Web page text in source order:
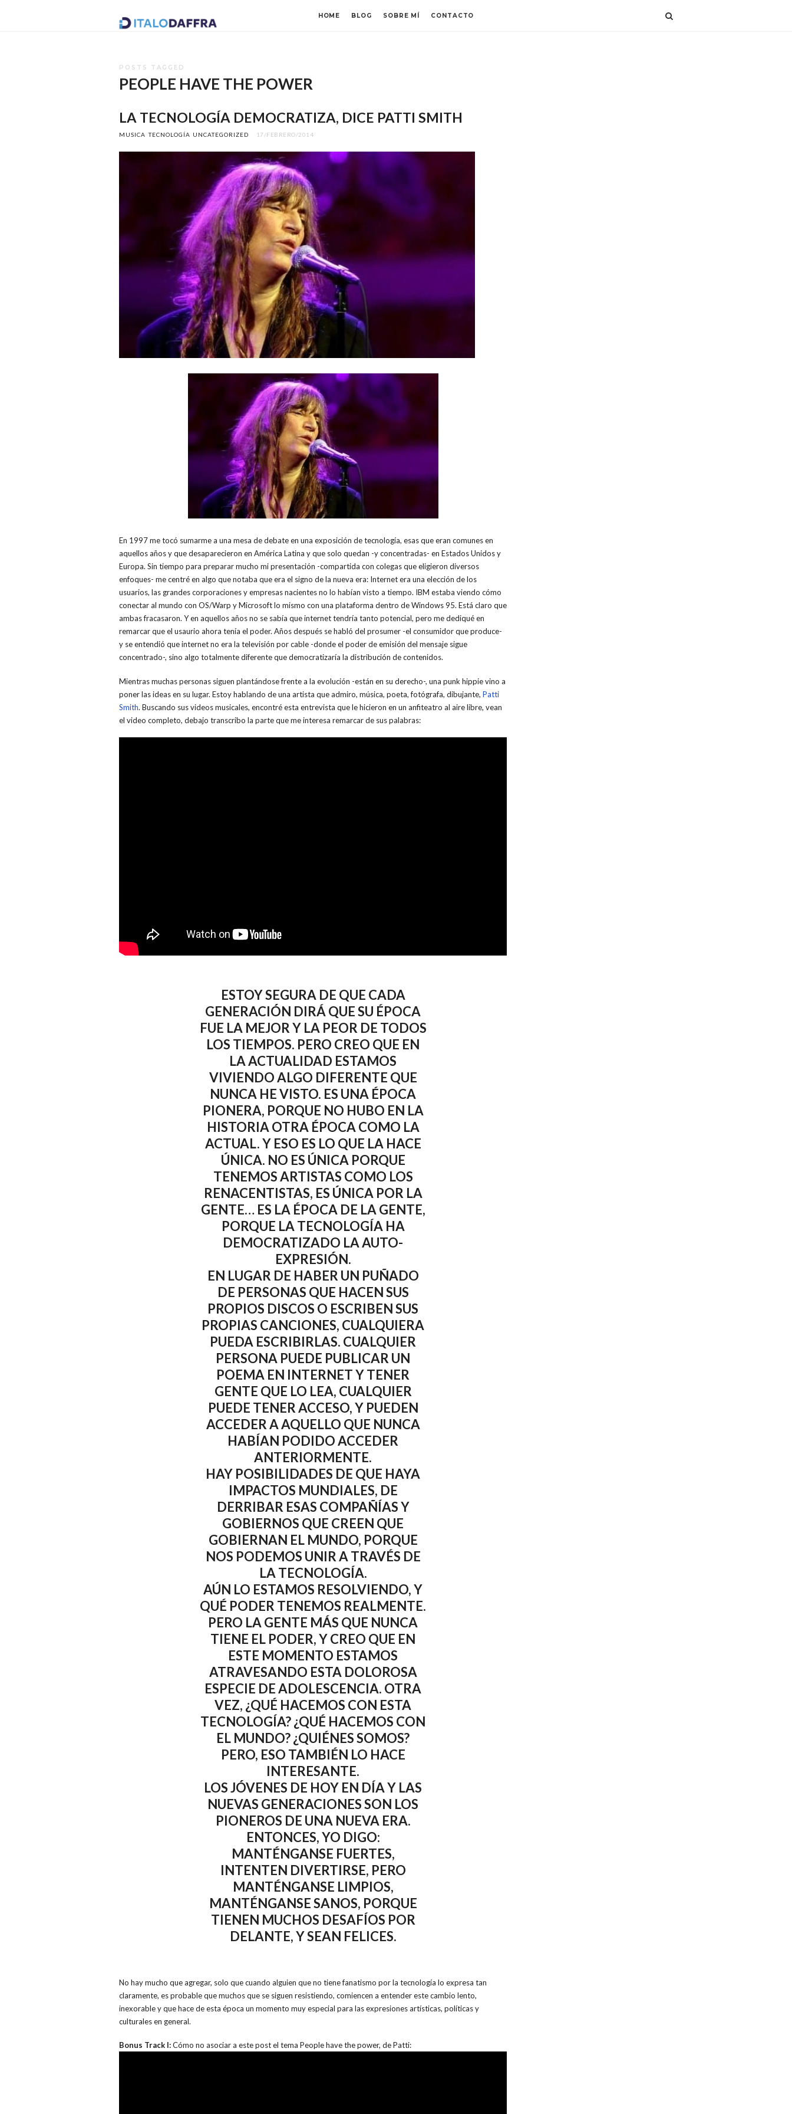
HOME BLOG SOBRE MÍ CONTACTO
POSTS TAGGED
PEOPLE HAVE THE POWER
LA TECNOLOGÍA DEMOCRATIZA, DICE PATTI SMITH
MUSICA TECNOLOGÍA UNCATEGORIZED 17/FEBRERO/2014
En 1997 me tocó sumarme a una mesa de debate en una exposición de tecnología, esas que eran comunes en
aquellos años y que desaparecieron en América Latina y que solo quedan -y concentradas- en Estados Unidos y
Europa. Sin tiempo para preparar mucho mi presentación -compartida con colegas que eligieron diversos
enfoques- me centré en algo que notaba que era el signo de la nueva era: Internet era una elección de los
usuarios, las grandes corporaciones y empresas nacientes no lo habían visto a tiempo. IBM estaba viendo cómo
conectar al mundo con OS/Warp y Microsoft lo mismo con una plataforma dentro de Windows 95. Está claro que
ambas fracasaron. Y en aquellos años no se sabía que internet tendría tanto potencial, pero me dediqué en
remarcar que el usaurio ahora tenía el poder. Años después se habló del prosumer -el consumidor que produce-
y se entendió que internet no era la televisión por cable -donde el poder de emisión del mensaje sigue
concentrado-, sino algo totalmente diferente que democratizaría la distribución de contenidos.
Mientras muchas personas siguen plantándose frente a la evolución -están en su derecho-, una punk hippie vino a
poner las ideas en su lugar. Estoy hablando de una artista que admiro, música, poeta, fotógrafa, dibujante, Patti
Smith. Buscando sus videos musicales, encontré esta entrevista que le hicieron en un anfiteatro al aire libre, vean
el video completo, debajo transcribo la parte que me interesa remarcar de sus palabras:
ESTOY SEGURA DE QUE CADA
GENERACIÓN DIRÁ QUE SU ÉPOCA
FUE LA MEJOR Y LA PEOR DE TODOS
LOS TIEMPOS. PERO CREO QUE EN
LA ACTUALIDAD ESTAMOS
VIVIENDO ALGO DIFERENTE QUE
NUNCA HE VISTO. ES UNA ÉPOCA
PIONERA, PORQUE NO HUBO EN LA
HISTORIA OTRA ÉPOCA COMO LA
ACTUAL. Y ESO ES LO QUE LA HACE
ÚNICA. NO ES ÚNICA PORQUE
TENEMOS ARTISTAS COMO LOS
RENACENTISTAS, ES ÚNICA POR LA
GENTE… ES LA ÉPOCA DE LA GENTE,
PORQUE LA TECNOLOGÍA HA
DEMOCRATIZADO LA AUTO-
EXPRESIÓN.
EN LUGAR DE HABER UN PUÑADO
DE PERSONAS QUE HACEN SUS
PROPIOS DISCOS O ESCRIBEN SUS
PROPIAS CANCIONES, CUALQUIERA
PUEDA ESCRIBIRLAS. CUALQUIER
PERSONA PUEDE PUBLICAR UN
POEMA EN INTERNET Y TENER
GENTE QUE LO LEA, CUALQUIER
PUEDE TENER ACCESO, Y PUEDEN
ACCEDER A AQUELLO QUE NUNCA
HABÍAN PODIDO ACCEDER
ANTERIORMENTE.
HAY POSIBILIDADES DE QUE HAYA
IMPACTOS MUNDIALES, DE
DERRIBAR ESAS COMPAÑÍAS Y
GOBIERNOS QUE CREEN QUE
GOBIERNAN EL MUNDO, PORQUE
NOS PODEMOS UNIR A TRAVÉS DE
LA TECNOLOGÍA.
AÚN LO ESTAMOS RESOLVIENDO, Y
QUÉ PODER TENEMOS REALMENTE.
PERO LA GENTE MÁS QUE NUNCA
TIENE EL PODER, Y CREO QUE EN
ESTE MOMENTO ESTAMOS
ATRAVESANDO ESTA DOLOROSA
ESPECIE DE ADOLESCENCIA. OTRA
VEZ, ¿QUÉ HACEMOS CON ESTA
TECNOLOGÍA? ¿QUÉ HACEMOS CON
EL MUNDO? ¿QUIÉNES SOMOS?
PERO, ESO TAMBIÉN LO HACE
INTERESANTE.
LOS JÓVENES DE HOY EN DÍA Y LAS
NUEVAS GENERACIONES SON LOS
PIONEROS DE UNA NUEVA ERA.
ENTONCES, YO DIGO:
MANTÉNGANSE FUERTES,
INTENTEN DIVERTIRSE, PERO
MANTÉNGANSE LIMPIOS,
MANTÉNGANSE SANOS, PORQUE
TIENEN MUCHOS DESAFÍOS POR
DELANTE, Y SEAN FELICES.
No hay mucho que agregar, solo que cuando alguien que no tiene fanatismo por la tecnología lo expresa tan
claramente, es probable que muchos que se siguen resistiendo, comiencen a entender este cambio lento,
inexorable y que hace de esta época un momento muy especial para las expresiones artísticas, políticas y
culturales en general.
Bonus Track I:Cómo no asociar a este post el tema People have the power, de Patti: